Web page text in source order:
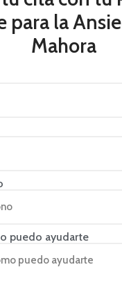
para la
Mahora
puedo ayudarte